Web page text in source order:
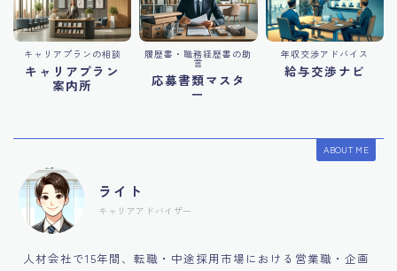
キャリアプランの相談
キャリアプラン
案内所
履歴書・職務経歴書の助
言
応募書類マスタ
ー
年収交渉アドバイス
給与交渉ナビ
ABOUT ME
ライト
キャリアアドバイザー
人材会社で15年間、転職・中途採用市場における営業職・企画